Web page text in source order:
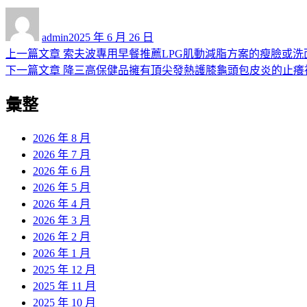
admin佈
日
期:
2025 年 6 月 26 日
文
章
導
上一篇文章 上
一
索夫波專用早餐推薦LPG肌動減脂方案的瘦臉或洗
下一篇文章 下
章:
降三高保健品擁有頂尖發熱護膝龜頭包皮炎的止癢
彙整
2026 年 8 月
2026 年 7 月
2026 年 6 月
2026 年 5 月
2026 年 4 月
2026 年 3 月
2026 年 2 月
2026 年 1 月
2025 年 12 月
2025 年 11 月
2025 年 10 月